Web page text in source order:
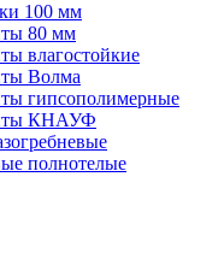
100 мм
80 мм
влагостойкие
Волма
гипсополимерные
КНАУФ
полнотелые